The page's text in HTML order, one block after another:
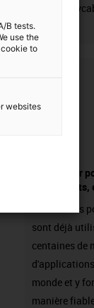
votre
fournisseur
Les chaînes
sont déjà
centaines de
monde et y
manière
B tests.
use the
to
websites